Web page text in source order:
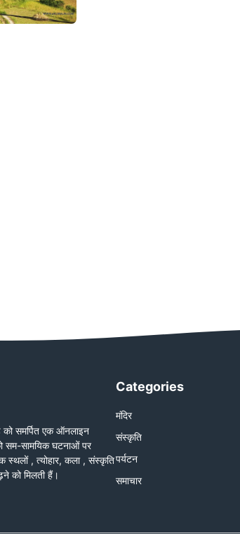
समर्पित एक ऑनलाइन
सम-सामयिक घटनाओं पर
स्थलों , त्योहार, कला , संस्कृति
को मिलती हैं।
Categories
मंदिर
संस्कृति
पर्यटन
समाचार